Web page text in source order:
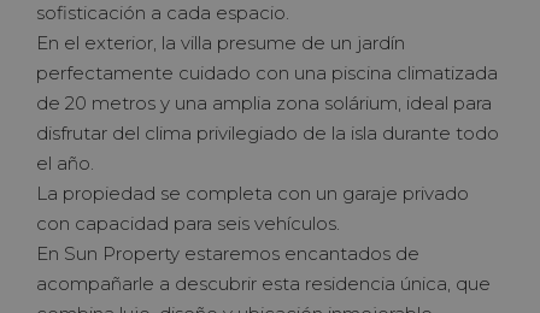
sofisticación a cada espacio.
En el exterior, la villa presume de un jardín
perfectamente cuidado con una piscina climatizada
de 20 metros y una amplia zona solárium, ideal para
disfrutar del clima privilegiado de la isla durante todo
el año.
La propiedad se completa con un garaje privado
con capacidad para seis vehículos.
En Sun Property estaremos encantados de
acompañarle a descubrir esta residencia única, que